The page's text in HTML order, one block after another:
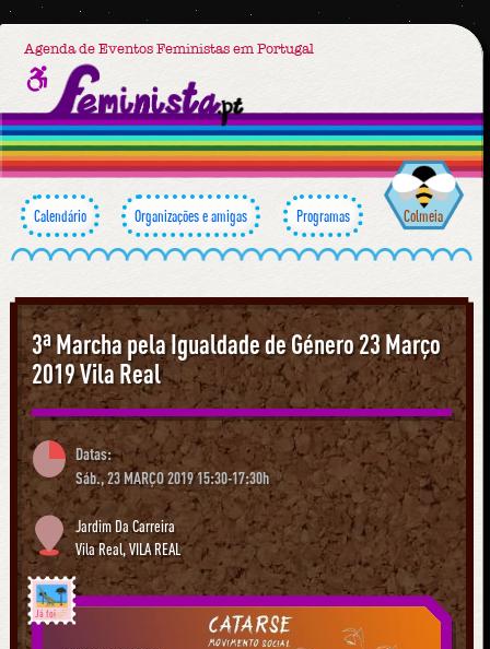
Agenda de Eventos Feministas em Portugal
Calendário Organizações e amigas Programas Colmeia
3ª Marcha pela Igualdade de Género 23 Março
2019 Vila Real
Datas:
Sáb., 23 MARÇO 2019 15:30-17:30h
Jardim Da Carreira
Vila Real,VILA REAL
Já foi